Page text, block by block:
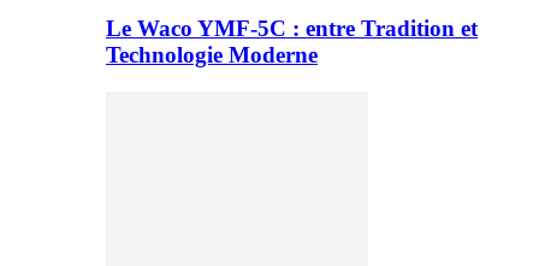
Le Waco YMF-5C : entre Tradition et
Technologie Moderne